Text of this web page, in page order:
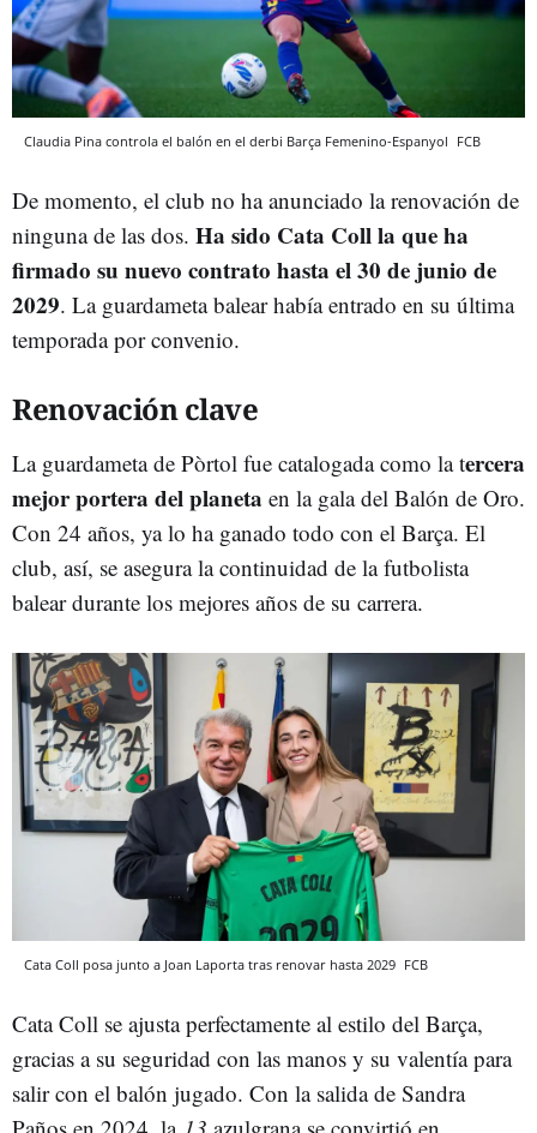
Claudia Pina controla el balón en el derbi Barça Femenino-Espanyol FCB
De momento, el club no ha anunciado la renovación de
ninguna de las dos. Ha sido Cata Coll la que ha
firmado su nuevo contrato hasta el 30 de junio de
2029. La guardameta balear había entrado en su última
temporada por convenio.
Renovación clave
La guardameta de Pòrtol fue catalogada como la tercera
mejor portera del planeta en la gala del Balón de Oro.
Con 24 años, ya lo ha ganado todo con el Barça. El
club, así, se asegura la continuidad de la futbolista
balear durante los mejores años de su carrera.
Cata Coll posa junto a Joan Laporta tras renovar hasta 2029 FCB
Cata Coll se ajusta perfectamente al estilo del Barça,
gracias a su seguridad con las manos y su valentía para
salir con el balón jugado. Con la salida de Sandra